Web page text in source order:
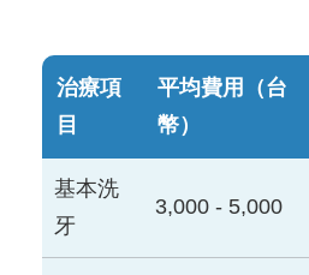
治療項
目
平均費用（台
幣）
基本洗
牙
3,000 - 5,000